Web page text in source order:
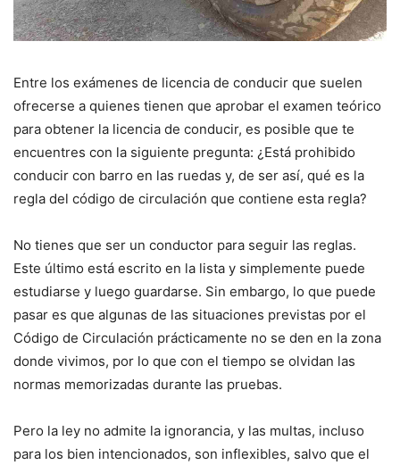
Entre los exámenes de licencia de conducir que suelen
ofrecerse a quienes tienen que aprobar el examen teórico
para obtener la licencia de conducir, es posible que te
encuentres con la siguiente pregunta: ¿Está prohibido
conducir con barro en las ruedas y, de ser así, qué es la
regla del código de circulación que contiene esta regla?
No tienes que ser un conductor para seguir las reglas.
Este último está escrito en la lista y simplemente puede
estudiarse y luego guardarse. Sin embargo, lo que puede
pasar es que algunas de las situaciones previstas por el
Código de Circulación prácticamente no se den en la zona
donde vivimos, por lo que con el tiempo se olvidan las
normas memorizadas durante las pruebas.
Pero la ley no admite la ignorancia, y las multas, incluso
para los bien intencionados, son inflexibles, salvo que el